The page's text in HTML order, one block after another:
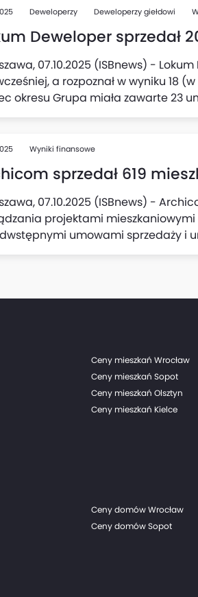
netto do klientów detalicznych
przedwstępne oraz
(za trzy kwartały 2024 r. -
Deweloperzy Deweloperzy giełdowi
Deweloper sprzedał
07.10.2025 (ISBnews) -
a rozpoznał w wyniku 18
okresu Grupa miała zawarte 23
w umowy
Wyniki finansowe
sprzedał 619
07.10.2025 (ISBnews) -
projektami
umowami sprzedaży i
95 umów to bezpośrednio
Echo realizowane przez Grupę
Ceny mieszkań Wrocław
Ceny mieszkań Sopot
Ceny mieszkań Olsztyn
Ceny mieszkań Kielce
Ceny domów Wrocław
Ceny domów Sopot